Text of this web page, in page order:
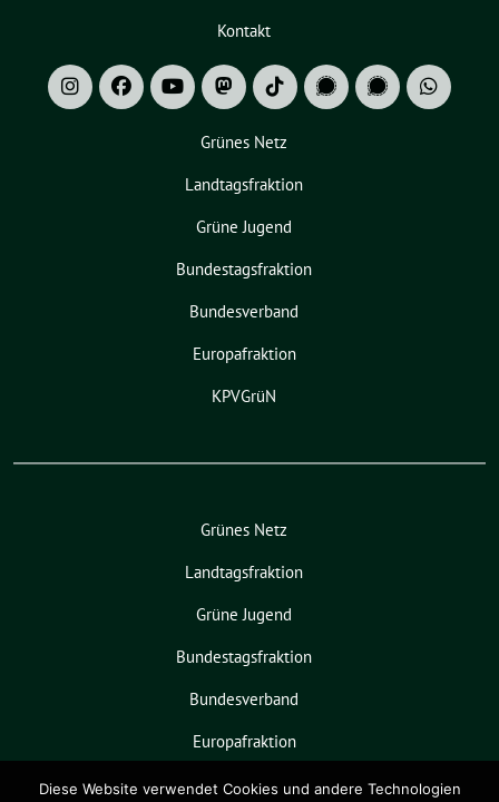
Kontakt
Grünes Netz
Landtagsfraktion
Grüne Jugend
Bundestagsfraktion
Bundesverband
Europafraktion
KPVGrüN
Grünes Netz
Landtagsfraktion
Grüne Jugend
Bundestagsfraktion
Bundesverband
Europafraktion
KPVGrüN
Diese Website verwendet Cookies und andere Technologien